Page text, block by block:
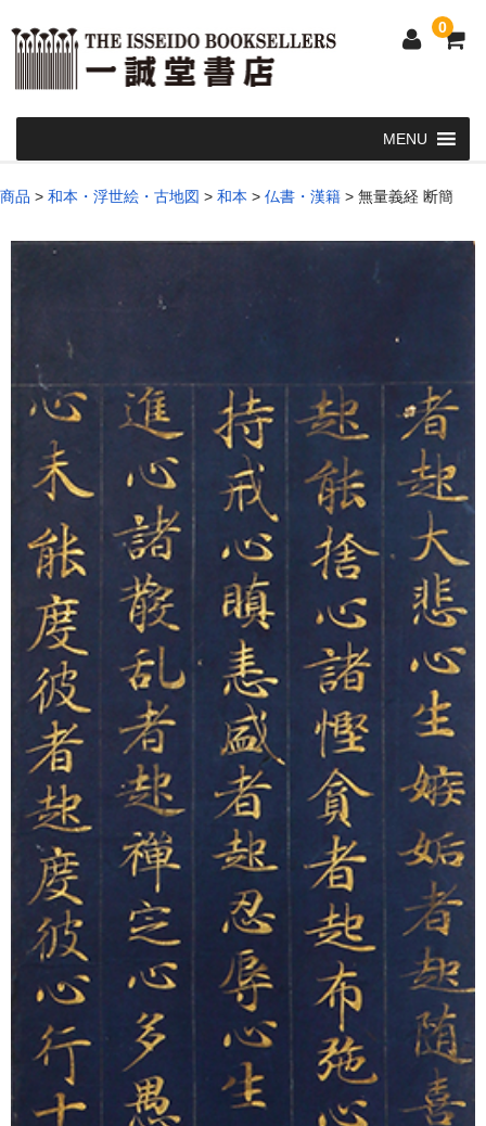
0
和本・浮世絵・古地図
カート
発送・支払い方法
お問い合せ
商品 > 和本・浮世絵・古地図 > 和本 > 仏書・漢籍 > 無量義経 断簡